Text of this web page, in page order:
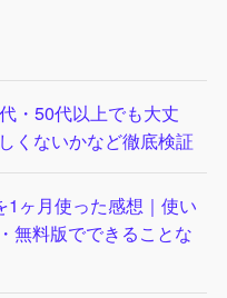
・50代以上でも大丈
くないかなど徹底検証
1ヶ月使った感想｜使い
無料版でできることな